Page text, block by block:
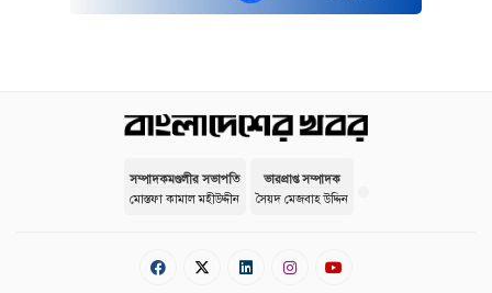
সম্পাদকমণ্ডলীর সভাপতি
মোস্তফা কামাল মহীউদ্দীন
ভারপ্রাপ্ত সম্পাদক
সৈয়দ মেজবাহ উদ্দিন